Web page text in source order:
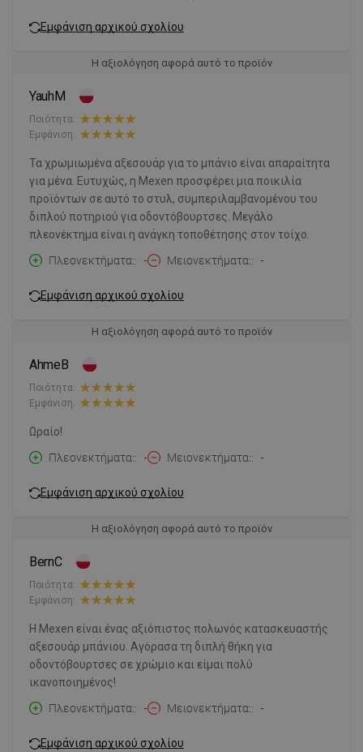
Εμφάνιση αρχικού σχολίου
Η αξιολόγηση αφορά αυτό το προϊόν
YauhM
Ποιότητα:
Εμφάνιση:
Τα χρωμιωμένα αξεσουάρ για το μπάνιο είναι απαραίτητα
για μένα. Ευτυχώς, η Mexen προσφέρει μια ποικιλία
προϊόντων σε αυτό το στυλ, συμπεριλαμβανομένου του
διπλού ποτηριού για οδοντόβουρτσες. Μεγάλο
πλεονέκτημα είναι η ανάγκη τοποθέτησης στον τοίχο.
Πλεονεκτήματα:
- Μειονεκτήματα: -
Εμφάνιση αρχικού σχολίου
Η αξιολόγηση αφορά αυτό το προϊόν
AhmeB
Ποιότητα:
Εμφάνιση:
Ωραίο!
Πλεονεκτήματα:
- Μειονεκτήματα: -
Εμφάνιση αρχικού σχολίου
Η αξιολόγηση αφορά αυτό το προϊόν
BernC
Ποιότητα:
Εμφάνιση:
Η Mexen είναι ένας αξιόπιστος πολωνός κατασκευαστής
αξεσουάρ μπάνιου. Αγόρασα τη διπλή θήκη για
οδοντόβουρτσες σε χρώμιο και είμαι πολύ
ικανοποιημένος!
Πλεονεκτήματα:
- Μειονεκτήματα: -
Εμφάνιση αρχικού σχολίου